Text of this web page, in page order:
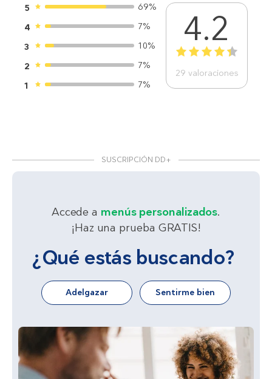
5
69%
4
7%
3
10%
2
7%
1
7%
4.2
1 2 3 4 5
29 valoraciones
SUSCRIPCIÓN DD+
Accede a menús personalizados.
¡Haz una prueba GRATIS!
¿Qué estás buscando?
Adelgazar Sentirme bien